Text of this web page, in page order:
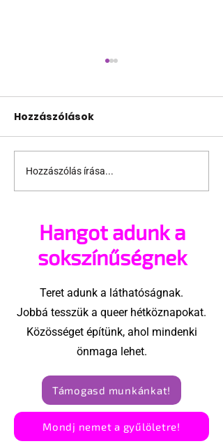
Támogathatsz és
ajánlhatsz: Te is részt
megvalósításában
Hozzászólások
Hozzászólás írása...
Hangot adunk a
sokszínűségnek
Teret adunk a láthatóságnak.
Jobbá tesszük a queer hétköznapokat.
Közösséget építünk, ahol mindenki
önmaga lehet.
Támogasd munkánkat!
Mondj nemet a gyűlöletre!